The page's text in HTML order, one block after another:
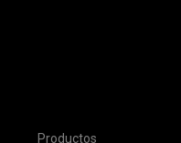
Productos